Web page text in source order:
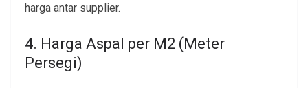
harga antar supplier.
4. Harga Aspal per M2 (Meter
Persegi)